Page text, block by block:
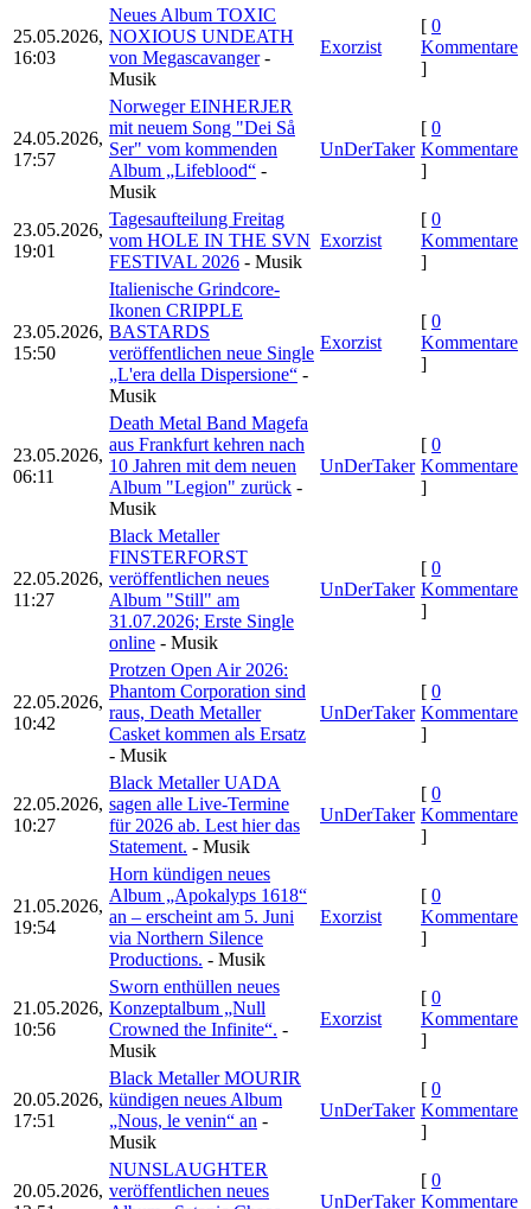
25.05.2026,
16:03
Neues Album TOXIC
NOXIOUS UNDEATH
von Megascavanger-
Musik
Exorzist
[ 0
Kommentare
]
24.05.2026,
17:57
Norweger EINHERJER
mit neuem Song "Dei Så
Ser" vom kommenden
Album „Lifeblood“ -
Musik
UnDerTaker
[ 0
Kommentare
]
23.05.2026,
19:01
Tagesaufteilung Freitag
vom HOLE IN THE SVN
FESTIVAL 2026 - Musik
Exorzist
[ 0
Kommentare
]
23.05.2026,
15:50
Italienische Grindcore-
Ikonen CRIPPLE
BASTARDS
veröffentlichen neue Single
„L'era della Dispersione“ -
Musik
Exorzist
[ 0
Kommentare
]
23.05.2026,
06:11
Death Metal Band Magefa
aus Frankfurt kehren nach
10 Jahren mit dem neuen
Album "Legion" zurück -
Musik
UnDerTaker
[ 0
Kommentare
]
22.05.2026,
11:27
Black Metaller
FINSTERFORST
veröffentlichen neues
Album "Still" am
31.07.2026; Erste Single
online - Musik
UnDerTaker
[ 0
Kommentare
]
22.05.2026,
10:42
Protzen Open Air 2026:
Phantom Corporation sind
raus, Death Metaller
Casket kommen als Ersatz
- Musik
UnDerTaker
[ 0
Kommentare
]
22.05.2026,
10:27
Black Metaller UADA
sagen alle Live-Termine
für 2026 ab. Lest hier das
Statement. - Musik
UnDerTaker
[ 0
Kommentare
]
21.05.2026,
19:54
Horn kündigen neues
Album „Apokalyps 1618“
an – erscheint am 5. Juni
via Northern Silence
Productions. - Musik
Exorzist
[ 0
Kommentare
]
21.05.2026,
10:56
Sworn enthüllen neues
Konzeptalbum „Null
Crowned the Infinite“. -
Musik
Exorzist
[ 0
Kommentare
]
20.05.2026,
17:51
Black Metaller MOURIR
kündigen neues Album
„Nous, le venin“ an -
Musik
UnDerTaker
[ 0
Kommentare
]
20.05.2026,
NUNSLAUGHTER
veröffentlichen neues
UnDerTaker
[ 0
Kommentare